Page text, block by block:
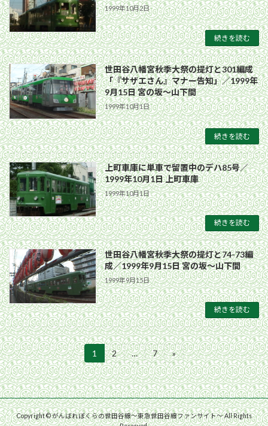
1999年10月2日
続きを読む
世田谷八幡宮秋季大祭の提灯と301編成
「『サザエさん』マナー告知」／1999年
9月15日 宮の坂〜山下間
1999年10月1日
続きを読む
上町車庫に単車で留置中のデハ85号／
1999年10月1日 上町車庫
1999年10月1日
続きを読む
世田谷八幡宮秋季大祭の提灯と74-73編
成／1999年9月15日 宮の坂〜山下間
1999年9月15日
続きを読む
投
稿
の
ペ
固
定
ペ
ー
ジ
1
固
定
ペ
ー
ジ
2 …
固
定
ペ
ー
ジ
7 »
Copyright © がんばれぼくらの世田谷線〜東急世田谷線ファンサイト〜 All Rights